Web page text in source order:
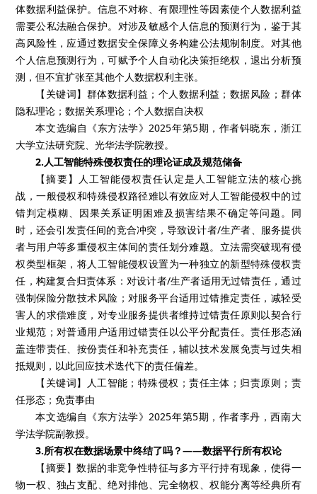
体数据利益保护。信息不对称、有限理性等因素使个人数据利益
需要公私法融合保护。对涉及敏感个人信息的预测行为，鉴于其
高风险性，应通过数据安全保障义务构建公法规制制度。对其他
个人信息预测行为，可赋予个人自动化决策拒绝权，退出分析预
测，但不宜扩张至其他个人数据权利主张。
【关键词】群体数据利益；个人数据利益；数据风险；群体
隐私理论；数据关系理论；个人数据自决权
本文选编自《东方法学》2025年第5期，作者钭晓东，浙江
大学立法研究院、光华法学院教授。
2.人工智能特殊侵权责任的理论证成及规范储备
【摘要】人工智能侵权责任认定是人工智能立法的核心挑
战，一般侵权和特殊侵权路径难以有效应对人工智能侵权中的过
错判定模糊、因果关系证明困难及损害结果不确定等问题。同
时，还会引发责任间的竞合冲突，导致设计者/生产者、服务提供
者与用户等多重侵权主体间的责任划分难题。立法需突破现有侵
权类型框架，将人工智能侵权设置为一种独立的新型特殊侵权责
任，构建复合归责体系：对设计者/生产者适用无过错责任，通过
强制保险分散技术风险；对服务平台适用过错推定责任，减轻受
害人的求偿难度，对专业服务提供者维持过错责任原则以契合行
业规范；对普通用户适用过错责任以公平分配责任。责任形态涵
盖连带责任、按份责任和补充责任，辅以技术发展免责与过失相
抵规则，以此回应技术迭代下的责任偏差。
【关键词】人工智能；特殊侵权；责任主体；归责原则；责
任形态；免责事由
本文选编自《东方法学》2025年第5期，作者李丹，西南大
学法学院副教授。
3.所有权在数据场景中终结了吗？——数据平行所有权论
【摘要】数据的非竞争性特征与多方平行持有现象，使得一
物一权、独占支配、绝对排他、完全物权、权能分离等经典所有